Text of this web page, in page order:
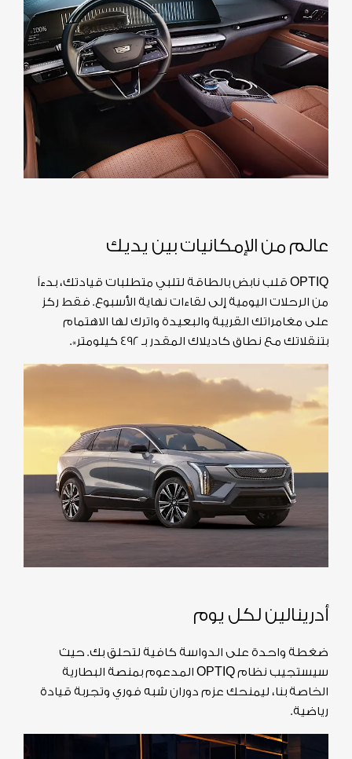
عالم من الإمكانيات بين يديك
OPTIQ قلب نابض بالطاقة لتلبي متطلبات قيادتك، بدءاً
من الرحلات اليومية إلى لقاءات نهاية الأسبوع. فقط ركز
على مغامراتك القريبة والبعيدة واترك لها الاهتمام
بتنقلاتك مع نطاق كاديلاك المقدر بـ 492 كيلومتر*.
أدرينالين لكل يوم
ضغطة واحدة على الدواسة كافية لتحلق بك. حيث
سيستجيب نظام OPTIQ المدعوم بمنصة البطارية
الخاصة بنا، ليمنحك عزم دوران شبه فوري وتجربة قيادة
رياضية.